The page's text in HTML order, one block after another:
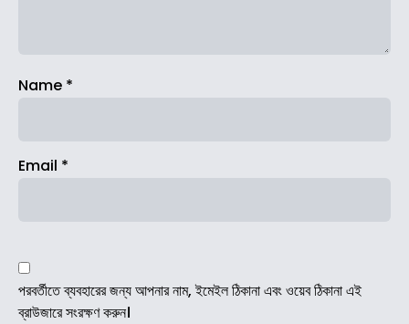
Name *
Email *
পরবর্তীতে ব্যবহারের জন্য আপনার নাম, ইমেইল ঠিকানা এবং ওয়েব ঠিকানা এই
ব্রাউজারে সংরক্ষণ করুন।